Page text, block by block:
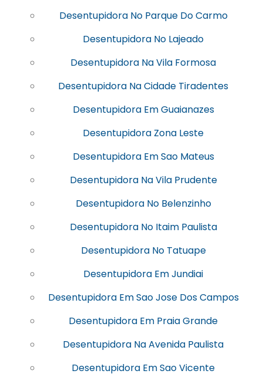
Desentupidora No Parque Do Carmo
Desentupidora No Lajeado
Desentupidora Na Vila Formosa
Desentupidora Na Cidade Tiradentes
Desentupidora Em Guaianazes
Desentupidora Zona Leste
Desentupidora Em Sao Mateus
Desentupidora Na Vila Prudente
Desentupidora No Belenzinho
Desentupidora No Itaim Paulista
Desentupidora No Tatuape
Desentupidora Em Jundiai
Desentupidora Em Sao Jose Dos Campos
Desentupidora Em Praia Grande
Desentupidora Na Avenida Paulista
Desentupidora Em Sao Vicente